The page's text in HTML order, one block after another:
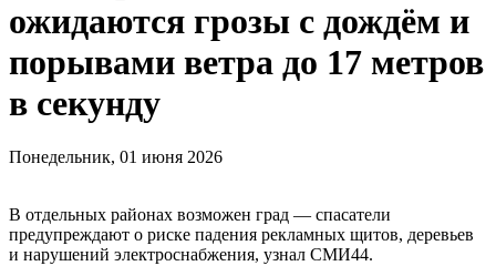
ожидаются грозы с дождём и
порывами ветра до 17 метров
в секунду
Понедельник, 01 июня 2026
В отдельных районах возможен град — спасатели
предупреждают о риске падения рекламных щитов, деревьев
и нарушений электроснабжения, узнал СМИ44.